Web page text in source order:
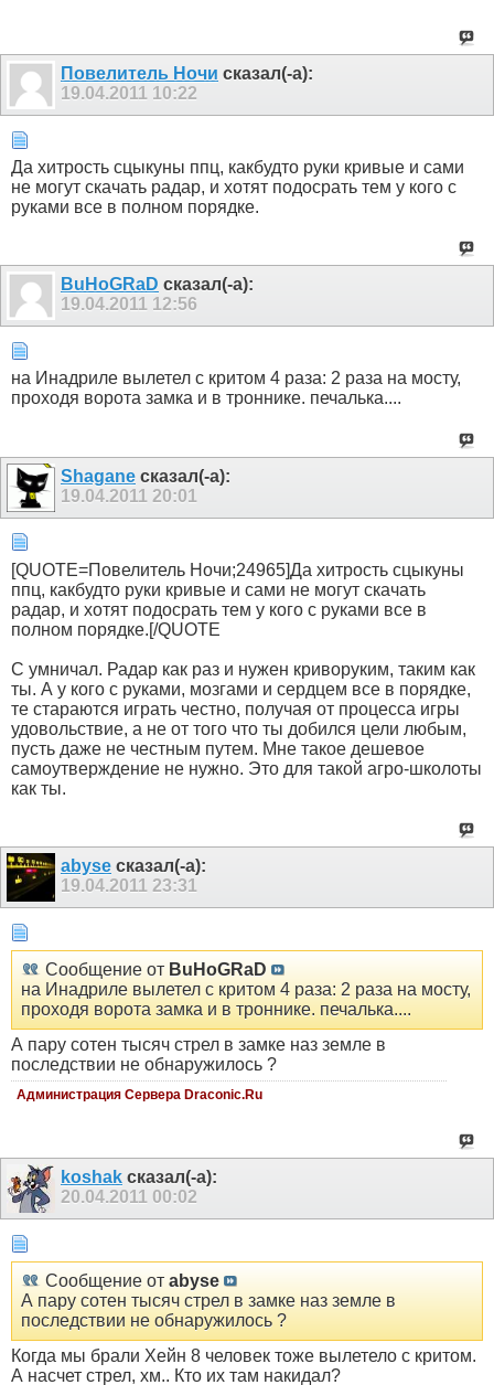
Пoвелитель Ночи сказал(-а):
19.04.2011 10:22
Да хитрость сцыкуны ппц, какбудто руки кривые и сами
не могут скачать радар, и хотят подосрать тем у кого с
руками все в полном порядке.
BuHoGRaD сказал(-а):
19.04.2011 12:56
на Инадриле вылетел с критом 4 раза: 2 раза на мосту,
проходя ворота замка и в троннике. печалька....
Shagane сказал(-а):
19.04.2011 20:01
[QUOTE=Пoвелитель Ночи;24965]Да хитрость сцыкуны
ппц, какбудто руки кривые и сами не могут скачать
радар, и хотят подосрать тем у кого с руками все в
полном порядке.[/QUOTE
С умничал. Радар как раз и нужен криворуким, таким как
ты. А у кого с руками, мозгами и сердцем все в порядке,
те стараются играть честно, получая от процесса игры
удовольствие, а не от того что ты добился цели любым,
пусть даже не честным путем. Мне такое дешевое
самоутверждение не нужно. Это для такой агро-школоты
как ты.
abyse сказал(-а):
19.04.2011 23:31
Сообщение от BuHoGRaD
на Инадриле вылетел с критом 4 раза: 2 раза на мосту,
проходя ворота замка и в троннике. печалька....
А пару сотен тысяч стрел в замке наз земле в
последствии не обнаружилось ?
Администрация Сервера Draconic.Ru
koshak сказал(-а):
20.04.2011 00:02
Сообщение от abyse
А пару сотен тысяч стрел в замке наз земле в
последствии не обнаружилось ?
Когда мы брали Хейн 8 человек тоже вылетело с критом.
А насчет стрел, хм.. Кто их там накидал?